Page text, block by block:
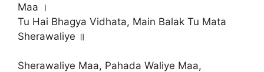
Maa ।
Tu Hai Bhagya Vidhata, Main Balak Tu Mata
Sherawaliye ॥
Sherawaliye Maa, Pahada Waliye Maa,